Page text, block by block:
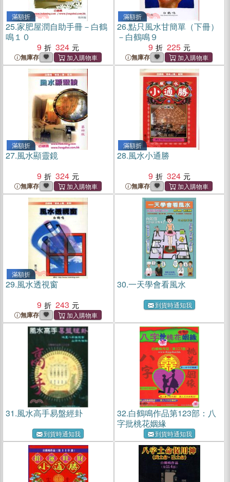
滿額折
25.家肥屋潤自助手冊－白鶴
鳴１０
9
324
無庫存
滿額折
26.點只風水甘簡單（下冊）
－白鶴鳴９
9
225
無庫存
滿額折
27.風水顯靈鏡
9
324
無庫存
滿額折
28.風水小通勝
9
324
無庫存
滿額折
29.風水透視窗
9
243
無庫存
30.一天學會看風水
到貨時通知我
31.風水高手易盤經卦
到貨時通知我
32.白鶴鳴作品第123部：八
字批桃花姻緣
到貨時通知我